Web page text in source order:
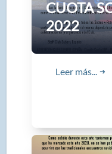
CUOTA
2022
Leer más... ➜